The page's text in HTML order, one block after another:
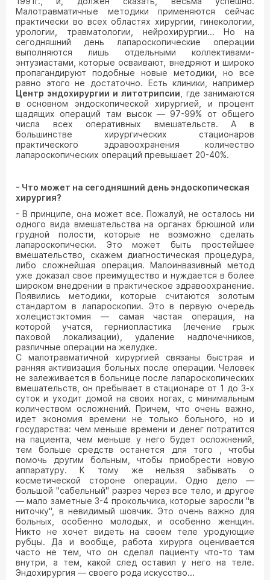
Малотравматичные методики применяются сейчас
практически во всех областях хирургии, гинекологии,
урологии, травматологии, нейрохирургии... Но на
сегодняшний день лапароскопические операции
выполняются лишь отдельными коллективами-
энтузиастами, которые осваивают, внедряют и широко
пропагандируют подобные новые методики, но все
равно этого не достаточно. Есть клиники, например
Центр эндохирургии и литотрипсии , где занимаются
в основном эндоскопической хирургией, и процент
щадящих операций там высок — 97-99% от общего
числа всех оперативных вмешательств. А в
большинстве хирургических стационаров
практического здравоохранения количество
лапароскопических операций превышает 20-40%.
- Что может на сегодняшний день эндоскопическая
хирургия?
- В принципе, она может все. Пожалуй, не осталось ни
одного вида вмешательства на органах брюшной или
грудной полости, которые не возможно сделать
лапароскопически. Это может быть простейшее
вмешательство, скажем диагностическая процедура,
либо сложнейшая операция. Малоинвазивный метод
уже доказал свое преимущество и нуждается в более
широком внедрении в практическое здравоохранение.
Появились методики, которые считаются золотым
стандартом в лапароскопии. Это в первую очередь
холецистэктомия — самая частая операция, на
которой учатся, герниопластика (лечение грыж
паховой локализации), удаление надпочечников,
различные операции на желудке.
С малотравматичной хирургией связаны быстрая и
ранняя активизация больных после операции. Человек
не залеживается в больнице после лапароскопических
вмешательств, он пребывает в стационаре от 1 до 3-х
суток и уходит домой на своих ногах, с минимальным
количеством осложнений. Причем, что очень важно,
идет экономия времени не только больного, но и
государства: чем меньше времени и денег потратится
на пациента, чем меньше у него будет осложнений,
тем больше средств останется для того , чтобы
помочь другим больным, чтобы приобрести новую
аппаратуру. К тому же нельзя забывать о
косметической стороне операции. Одно дело —
большой "сабельный" разрез через все тело, и другое
— мало заметные 3-4 прокольчика, которые заросли "в
ниточку", в невидимый шовчик. Это очень важно для
больных, особенно молодых, и особенно женщин.
Никто не хочет видеть на своем теле уродующие
рубцы. Да и вообще, работа хирурга оценивается
часто не тем, что он сделал пациенту что-то там
внутри, а тем, какой след оставил у него на теле.
Эндохирургия — своего рода искусство...